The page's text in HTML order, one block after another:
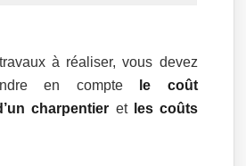
à réaliser, vous devez
en compte
le coût
charpentier et les coûts